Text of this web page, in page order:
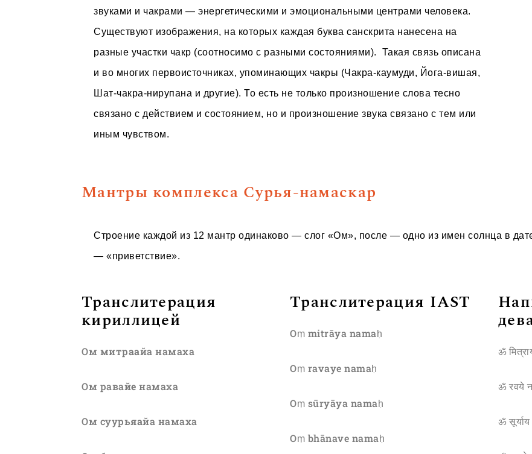
звуками и чакрами — энергетическими и эмоциональными центрами человека.
Существуют изображения, на которых каждая буква санскрита нанесена на
разные участки чакр (соотносимо с разными состояниями). Такая связь описана
и во многих первоисточниках, упоминающих чакры (Чакра-каумуди, Йога-вишая,
Шат-чакра-нирупана и другие). То есть не только произношение слова тесно
связано с действием и состоянием, но и произношение звука связано с тем или
иным чувством.
Мантры комплекса Сурья-намаскар
Строение каждой из 12 мантр одинаково — слог «Ом», после — одно из имен солнца в
— «приветствие».
Транслитерация
кириллицей
Ом митраайа намаха
Ом равайе намаха
Ом суурьяайа намаха
Транслитерация IAST
Oṃ mitrāya namaḥ
Oṃ ravaye namaḥ
Oṃ sūryāya namaḥ
Oṃ bhānave namaḥ
ॐ
ॐ रवये
ॐ सूर्याय